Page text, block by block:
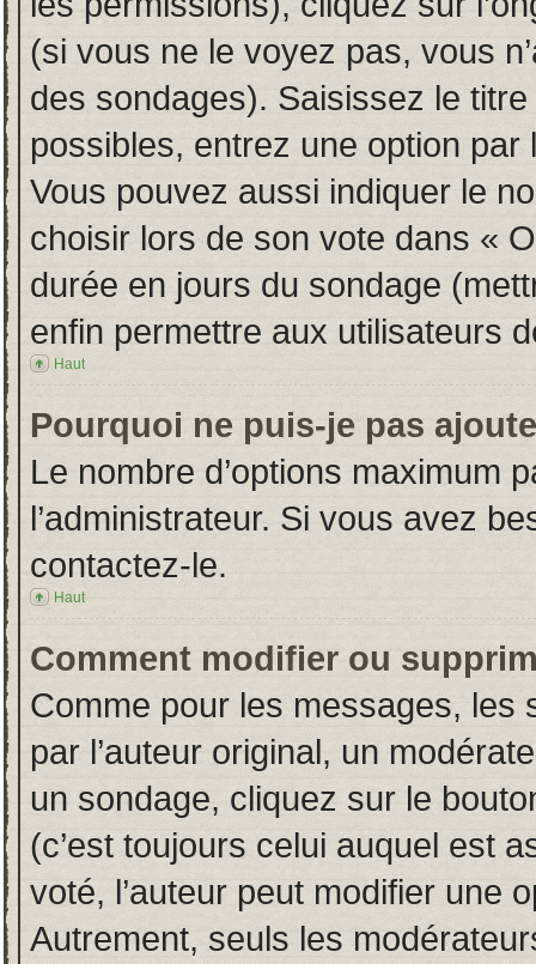
(si vous ne le voyez pas, vous
des sondages). Saisissez le
possibles, entrez une option
Vous pouvez aussi indiquer le
choisir lors de son vote dans «
durée en jours du sondage
enfin permettre aux utilisateurs
Haut
Pourquoi ne puis-je pas
Le nombre d’options maximum
l’administrateur. Si vous avez
contactez-le.
Haut
Comment modifier ou
Comme pour les messages, les
par l’auteur original, un
un sondage, cliquez sur le
(c’est toujours celui auquel est
voté, l’auteur peut modifier une
Autrement, seuls les